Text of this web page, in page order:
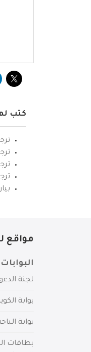
كتب
مواقع
لجنة
بوابة
بوابة
بطاقات